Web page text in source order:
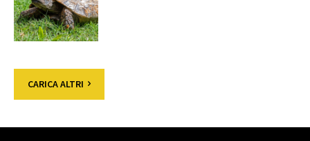
CARICA ALTRI